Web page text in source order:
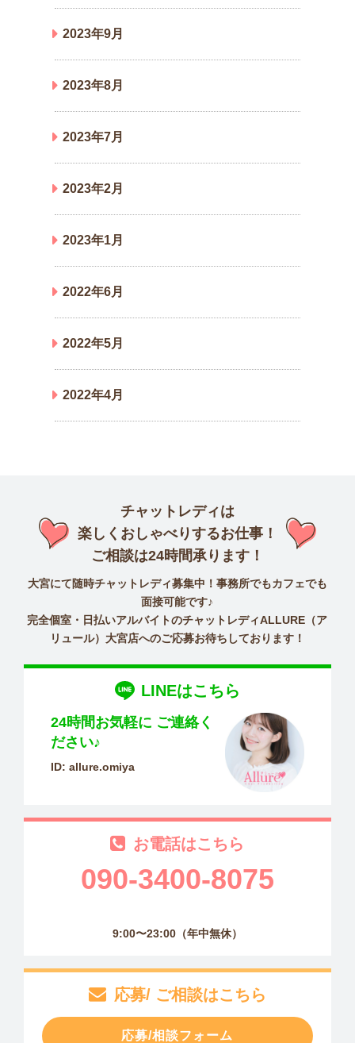
2023年9月
2023年8月
2023年7月
2023年2月
2023年1月
2022年6月
2022年5月
2022年4月
チャットレディは
楽しくおしゃべりするお仕事！
ご相談は24時間承ります！
大宮にて随時チャットレディ募集中！事務所でもカフェでも
面接可能です♪
完全個室・日払いアルバイトのチャットレディALLURE（ア
リュール）大宮店へのご応募お待ちしております！
LINEはこちら
24時間お気軽に ご連絡く
ださい♪
ID: allure.omiya
お電話はこちら
090-3400-8075
9:00〜23:00（年中無休）
応募/ ご相談はこちら
応募/相談フォーム